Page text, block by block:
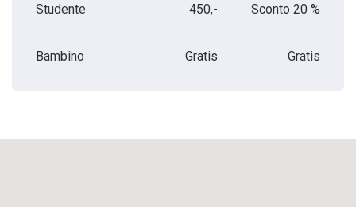
Studente 450,- Sconto 20 %
Bambino Gratis Gratis